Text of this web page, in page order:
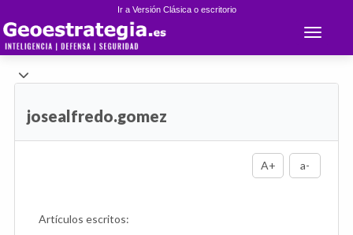
Ir a Versión Clásica o escritorio
Toggle
josealfredo.gomez
A+ a-
Artículos escritos: